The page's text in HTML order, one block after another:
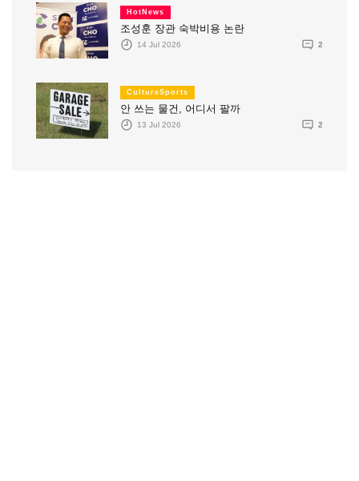
HotNews
조성훈 장관 숙박비용 논란
14 Jul 2026 2
CultureSports
안 쓰는 물건, 어디서 팔까
13 Jul 2026 2